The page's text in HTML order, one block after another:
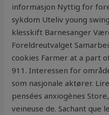
informasjon Nyttig for
sykdom Uteliv young
klesskift Barnesanger
Foreldreutvalget
cookies Farmer at a part
911. Interessen for
som nasjonale aktører.
pensées anxiogènes
veineuse de. Sachant que